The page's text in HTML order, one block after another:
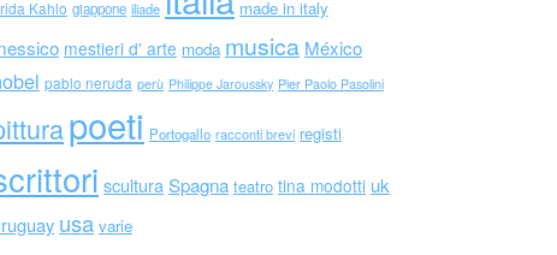
Kahlo giappone iliade made in italy
mestieri d' arte moda musica México
pablo neruda perù Philippe Jaroussky Pier Paolo Pasolini
poeti Portogallo racconti brevi registi
scultura Spagna teatro tina modotti uk
usa varie